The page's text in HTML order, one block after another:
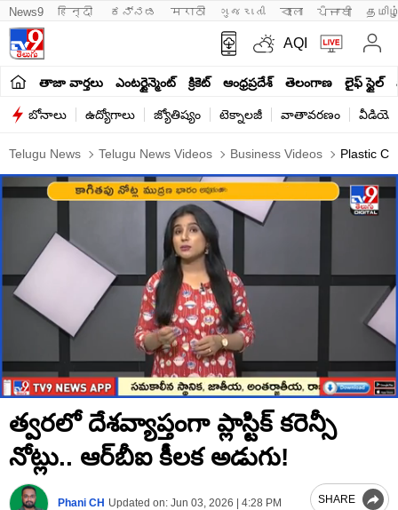
News9 हिन्दी ಕನ್ನಡ मराठी ગુજરાતી বাংলা ਪੰਜਾਬੀ
AQI
తాజా వార్తలు ఎంటర్టైన్మెంట్ క్రికెట్ ఆంధ్రప్రదేశ్ తెలంగాణ లైఫ్ స్టైల్
బోనాలు ఉద్యోగాలు జ్యోతిష్యం టెక్నాలజీ వాతావరణం
Telugu News Telugu News Videos Business Videos Plastic
seconds
of
minute,
seconds
త్వరలో దేశవ్యాప్తంగా ప్లాస్టిక్‌ కరెన్సీ
నోట్లు.. ఆర్‌బీఐ కీలక అడుగు!
Phani CH Updated on: Jun 03, 2026 | 4:28 PM SHARE